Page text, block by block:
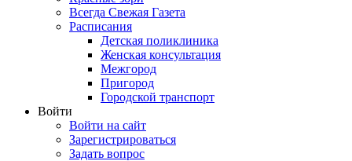
Всегда Свежая Газета
Расписания
Детская поликлиника
Женская консультация
Межгород
Пригород
Городской транспорт
Войти
Войти на сайт
Зарегистрироваться
Задать вопрос